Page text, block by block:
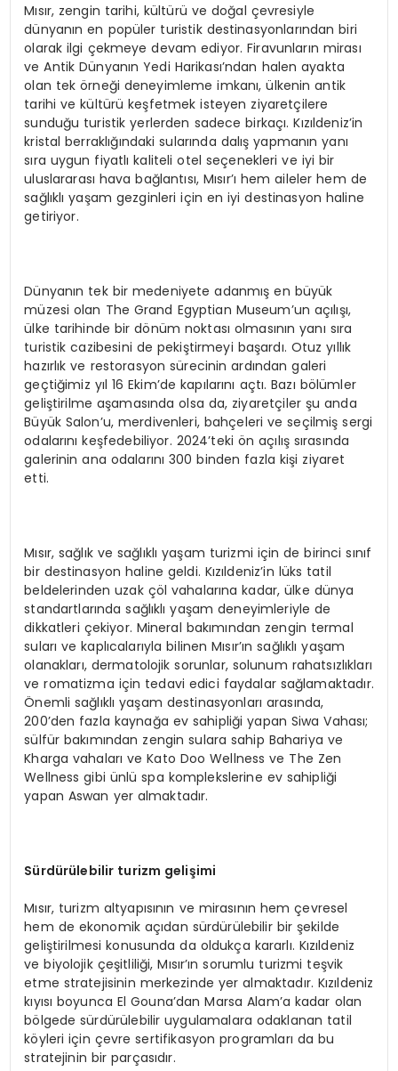
Mısır, zengin tarihi, kültürü ve doğal çevresiyle
dünyanın en popüler turistik destinasyonlarından biri
olarak ilgi çekmeye devam ediyor. Firavunların mirası
ve Antik Dünyanın Yedi Harikası’ndan halen ayakta
olan tek örneği deneyimleme imkanı, ülkenin antik
tarihi ve kültürü keşfetmek isteyen ziyaretçilere
sunduğu turistik yerlerden sadece birkaçı. Kızıldeniz’in
kristal berraklığındaki sularında dalış yapmanın yanı
sıra uygun fiyatlı kaliteli otel seçenekleri ve iyi bir
uluslararası hava bağlantısı, Mısır’ı hem aileler hem de
sağlıklı yaşam gezginleri için en iyi destinasyon haline
getiriyor.
Dünyanın tek bir medeniyete adanmış en büyük
müzesi olan The Grand Egyptian Museum’un açılışı,
ülke tarihinde bir dönüm noktası olmasının yanı sıra
turistik cazibesini de pekiştirmeyi başardı. Otuz yıllık
hazırlık ve restorasyon sürecinin ardından galeri
geçtiğimiz yıl 16 Ekim’de kapılarını açtı. Bazı bölümler
geliştirilme aşamasında olsa da, ziyaretçiler şu anda
Büyük Salon’u, merdivenleri, bahçeleri ve seçilmiş sergi
odalarını keşfedebiliyor. 2024’teki ön açılış sırasında
galerinin ana odalarını 300 binden fazla kişi ziyaret
etti.
Mısır, sağlık ve sağlıklı yaşam turizmi için de birinci sınıf
bir destinasyon haline geldi. Kızıldeniz’in lüks tatil
beldelerinden uzak çöl vahalarına kadar, ülke dünya
standartlarında sağlıklı yaşam deneyimleriyle de
dikkatleri çekiyor. Mineral bakımından zengin termal
suları ve kaplıcalarıyla bilinen Mısır’ın sağlıklı yaşam
olanakları, dermatolojik sorunlar, solunum rahatsızlıkları
ve romatizma için tedavi edici faydalar sağlamaktadır.
Önemli sağlıklı yaşam destinasyonları arasında,
200’den fazla kaynağa ev sahipliği yapan Siwa Vahası;
sülfür bakımından zengin sulara sahip Bahariya ve
Kharga vahaları ve Kato Doo Wellness ve The Zen
Wellness gibi ünlü spa komplekslerine ev sahipliği
yapan Aswan yer almaktadır.
Sürdürülebilir turizm gelişimi
Mısır, turizm altyapısının ve mirasının hem çevresel
hem de ekonomik açıdan sürdürülebilir bir şekilde
geliştirilmesi konusunda da oldukça kararlı. Kızıldeniz
ve biyolojik çeşitliliği, Mısır’ın sorumlu turizmi teşvik
etme stratejisinin merkezinde yer almaktadır. Kızıldeniz
kıyısı boyunca El Gouna’dan Marsa Alam’a kadar olan
bölgede sürdürülebilir uygulamalara odaklanan tatil
köyleri için çevre sertifikasyon programları da bu
stratejinin bir parçasıdır.